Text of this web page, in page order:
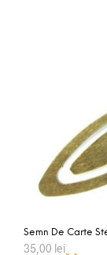
Semn De Carte
35,00 lei